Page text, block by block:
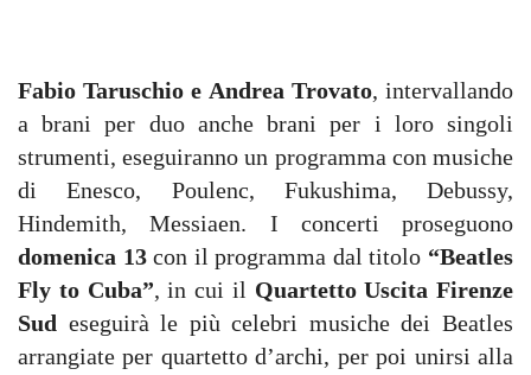
Fabio Taruschio e Andrea Trovato, intervallando
a brani per duo anche brani per i loro singoli
strumenti, eseguiranno un programma con musiche
di Enesco, Poulenc, Fukushima, Debussy,
Hindemith, Messiaen. I concerti proseguono
domenica 13con il programma dal titolo “Beatles
Fly to Cuba”, in cui il Quartetto Uscita Firenze
Sud eseguirà le più celebri musiche dei Beatles
arrangiate per quartetto d’archi, per poi unirsi alla